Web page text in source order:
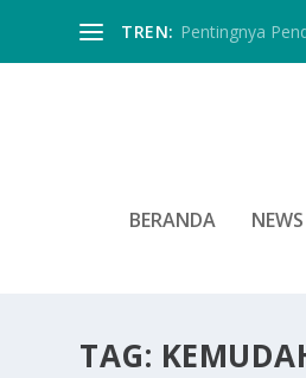
TREN: Pentingnya
BERANDA NEWS
TAG: